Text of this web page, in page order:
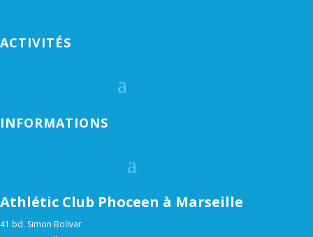
ACTIVITÉS
INFORMATIONS
Athlétic Club Phoceen à Marseille
41 bd. Simon Bolivar